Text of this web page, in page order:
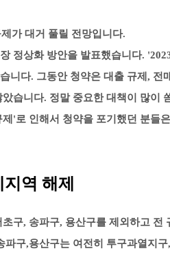
가 대거 풀릴 전망입니다.
정상화 방안을 발표했습니다.
니다. 그동안 청약은 대출 규제,
습니다. 정말 중요한 대책이 많이
'로 인해서 청약을 포기했던 분들
역 해제
구, 송파구, 용산구를 제외하고 전
파구,용산구는 여전히 투구과열지